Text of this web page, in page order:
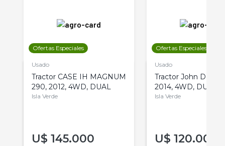
Ofertas Especiales
Usado
Tractor CASE IH MAGNUM
290, 2012, 4WD, DUAL
Isla Verde
U$ 145.000
Ofertas Especiales
Usado
Tractor John Deere
2014, 4WD, DUAL
Isla Verde
U$ 120.000